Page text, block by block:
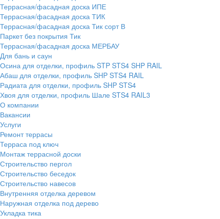
Террасная/фасадная доска ИПЕ
Террасная/фасадная доска ТИК
Террасная/фасадная доска Тик сорт В
Паркет без покрытия Тик
Террасная/фасадная доска МЕРБАУ
Для бань и саун
Осина для отделки, профиль STP STS4 SHP RAIL
Абаш для отделки, профиль SHP STS4 RAIL
Радиата для отделки, профиль SHP STS4
Хвоя для отделки, профиль Шале STS4 RAIL3
О компании
Вакансии
Услуги
Ремонт террасы
Терраса под ключ
Монтаж террасной доски
Строительство пергол
Строительство беседок
Строительство навесов
Внутренняя отделка деревом
Наружная отделка под дерево
Укладка тика